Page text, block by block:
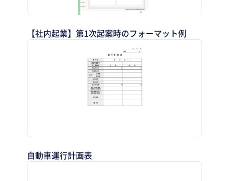
【社内起業】第1次起案時のフォーマット例
自動車運行計画表